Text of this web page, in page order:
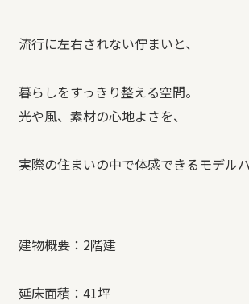
流行に左右されない佇まいと、
暮らしをすっきり整える空間。
光や風、素材の心地よさを、
実際の住まいの中で体感できるモデルハ
建物概要：2階建
延床面積：41坪